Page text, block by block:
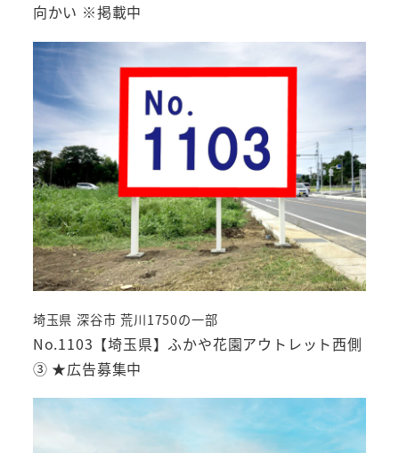
向かい ※掲載中
No.1103【埼玉県】ふかや花園アウトレット西側
③ ★広告募集中
埼玉県 深谷市 荒川1750の一部